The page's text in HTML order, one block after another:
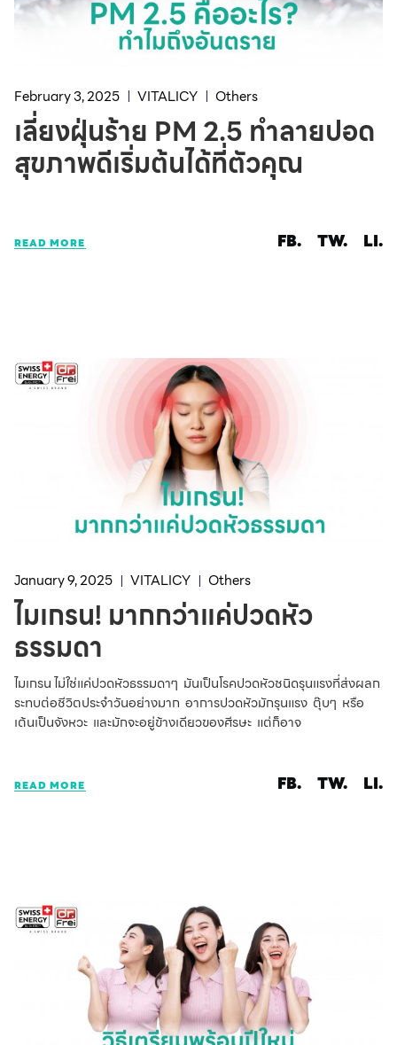
February 3, 2025 VITALICY Others
เลี่ยงฝุ่นร้าย PM 2.5 ทำลายปอด
สุขภาพดีเริ่มต้นได้ที่ตัวคุณ
READ MORE FB. TW. LI.
January 9, 2025 VITALICY Others
ไมเกรน! มากกว่าแค่ปวดหัว
ธรรมดา
ไมเกรน ไม่ใช่แค่ปวดหัวธรรมดาๆ มันเป็นโรคปวดหัวชนิดรุนแรงที่ส่งผลก
ระทบต่อชีวิตประจำวันอย่างมาก อาการปวดหัวมักรุนแรง ตุ๊บๆ หรือ
เต้นเป็นจังหวะ และมักจะอยู่ข้างเดียวของศีรษะ แต่ก็อาจ
READ MORE FB. TW. LI.